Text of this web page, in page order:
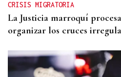
CRISIS MIGRATORIA
La Justicia marroquí
organizar los cruces